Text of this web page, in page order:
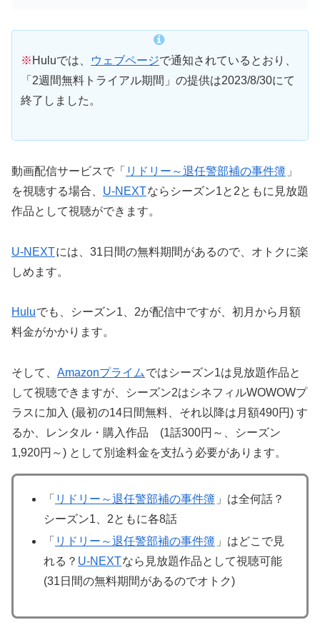
※ Huluでは、 ウェブページで通知されているとおり、
「2週間無料トライアル期間」の提供は2023/8/30にて
終了しました。
動画配信サービスで「 リドリー～退任警部補の事件簿 」
を視聴する場合、 U-NEXTならシーズン1と2ともに見放題
作品として視聴ができます。
U-NEXTには、31日間の無料期間があるので、オトクに楽
しめます。
Huluでも、シーズン1、2が配信中ですが、初月から月額
料金がかかります。
そして、 Amazonプライム ではシーズン1は見放題作品と
して視聴できますが、シーズン2はシネフィルWOWOWプ
ラスに加入 (最初の14日間無料、それ以降は月額490円) す
るか、レンタル・購入作品 (1話300円～、シーズン
1,920円～) として別途料金を支払う必要があります。
「 リドリー～退任警部補の事件簿 」は全何話？
シーズン1、2ともに各8話
「 リドリー～退任警部補の事件簿 」はどこで見
れる？ U-NEXTなら見放題作品として視聴可能
(31日間の無料期間があるのでオトク)